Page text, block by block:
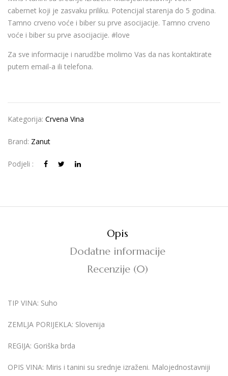
cabernet koji je zasvaku priliku. Potencijal starenja do 5 godina.
Tamno crveno voće i biber su prve asocijacije. Tamno crveno
voće i biber su prve asocijacije. #love
Za sve informacije i narudžbe molimo Vas da nas kontaktirate
putem email-a ili telefona.
Kategorija: Crvena Vina
Brand: Zanut
Podjeli :
Opis
Dodatne informacije
Recenzije (0)
TIP VINA: Suho
ZEMLJA PORIJEKLA: Slovenija
REGIJA: Goriška brda
OPIS VINA: Miris i tanini su srednje izraženi. Malojednostavniji